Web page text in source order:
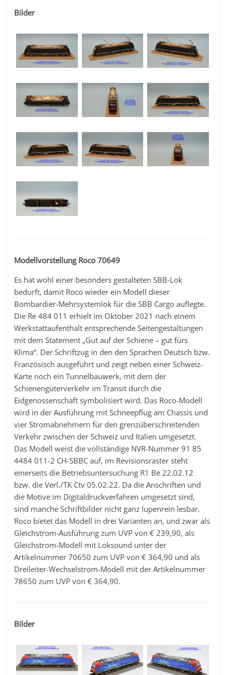
Bilder
Modellvorstellung Roco 70649
Es hat wohl einer besonders gestalteten SBB-Lok
bedurft, damit Roco wieder ein Modell dieser
Bombardier-Mehrsystemlok für die SBB Cargo auflegte.
Die Re 484 011 erhielt im Oktober 2021 nach einem
Werkstattaufenthalt entsprechende Seitengestaltungen
mit dem Statement „Gut auf der Schiene – gut fürs
Klima“. Der Schriftzug in den den Sprachen Deutsch bzw.
Französisch ausgeführt und zeigt neben einer Schweiz-
Karte noch ein Tunnelbauwerk, mit dem der
Schienengüterverkehr im Transit durch die
Eidgenossenschaft symbolisiert wird. Das Roco-Modell
wird in der Ausführung mit Schneepflug am Chassis und
vier Stromabnehmern für den grenzüberschreitenden
Verkehr zwischen der Schweiz und Italien umgesetzt.
Das Modell weist die vollständige NVR-Nummer 91 85
4484 011-2 CH-SBBC auf, im Revisionsraster steht
einerseits die Betriebsuntersuchung R1 Be 22.02.12
bzw. die Verl./TK Ctv 05.02.22. Da die Anschriften und
die Motive im Digitaldruckverfahren umgesetzt sind,
sind manche Schriftbilder nicht ganz lupenrein lesbar.
Roco bietet das Modell in drei Varianten an, und zwar als
Gleichstrom-Ausführung zum UVP von € 239,90, als
Gleichstrom-Modell mit Loksound unter der
Artikelnummer 70650 zum UVP von € 364,90 und als
Dreileiter-Wechselstrom-Modell mit der Artikelnummer
78650 zum UVP von € 364,90.
Bilder